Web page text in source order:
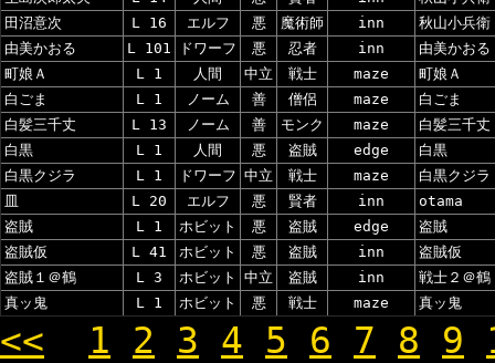
田沼意次
L 16 エルフ 悪 魔術師 inn
秋山小兵衛
由美かおる
L 101 ドワーフ 悪 忍者 inn
由美かおる
町娘Ａ
L 1 人間 中立 戦士 maze
町娘Ａ
白ごま
L 1 ノーム 善 僧侶 maze
白ごま
白髪三千丈
L 13 ノーム 善 モンク maze
白髪三千丈
白黒
L 1 人間 悪 盗賊 edge
白黒
白黒クジラ
L 1 ドワーフ 中立 戦士 maze
白黒クジラ
皿
L 20 エルフ 悪 賢者 inn
otama
盗賊
L 1 ホビット 悪 盗賊 edge
盗賊
盗賊仮
L 41 ホビット 悪 盗賊 inn
盗賊仮
盗賊１＠鶴
L 3 ホビット 中立 盗賊 inn
戦士２＠鶴
真ッ鬼
L 1 ホビット 悪 戦士 maze 真ッ鬼
<< 1 2 3 4 5 6 7 8 9